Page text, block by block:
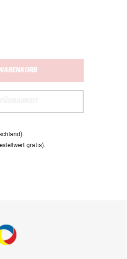
gratis).